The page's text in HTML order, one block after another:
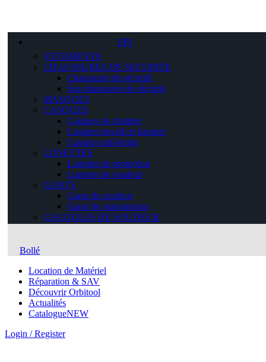
EPI
VETEMENTS
CHAUSSURES DE SECURITE
Chaussures de sécurité
Sur-chaussures de sécurité
MASQUES
CASQUES
Casques de chantier
Casques travail en hauteur
Casques anti-bruits
LUNETTES
Lunettes de protection
Lunettes de soudeur
GANTS
Gants de soudeur
Gants de manutention
CAGOULES DE SOUDEUR
Bollé
Location de Matériel
Réparation & SAV
Découvrir Orbitool
Actualités
CatalogueNEW
Login / Register